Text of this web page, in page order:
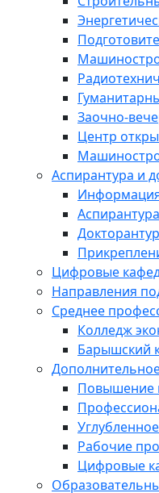
Заочно-
Центр
Аспирантура и
Аспирантура
Цифровые
Направления
Среднее
Колледж
Барышский
Повышение
Рабочие
Цифровые